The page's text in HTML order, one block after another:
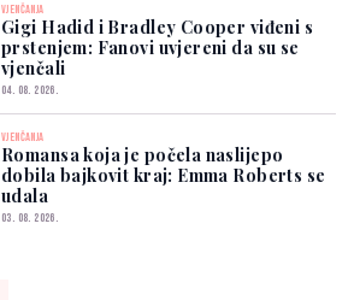
VJENČANJA
Gigi Hadid i Bradley Cooper viđeni s
prstenjem: Fanovi uvjereni da su se
vjenčali
04. 08. 2026.
VJENČANJA
Romansa koja je počela naslijepo
dobila bajkovit kraj: Emma Roberts se
udala
03. 08. 2026.